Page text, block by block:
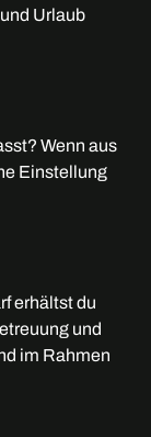
Urlaub
Wenn aus
Einstellung
erhältst du
und
im Rahmen